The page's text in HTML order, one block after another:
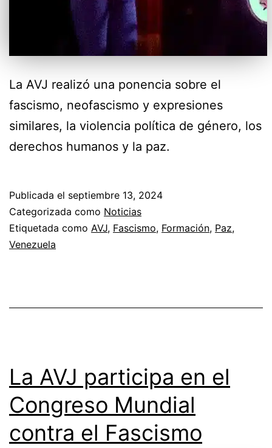
La AVJ realizó una ponencia sobre el
fascismo, neofascismo y expresiones
similares, la violencia política de género, los
derechos humanos y la paz.
Publicada el septiembre 13, 2024
Categorizada como Noticias
Etiquetada como AVJ, Fascismo, Formación, Paz,
Venezuela
La AVJ participa en el
Congreso Mundial
contra el Fascismo